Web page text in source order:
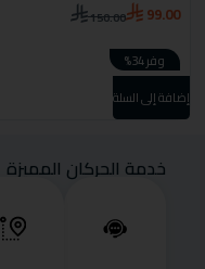
150.00 99.00
وفر 34%
إضافة إلى السلة
خدمة الحركان المميزة